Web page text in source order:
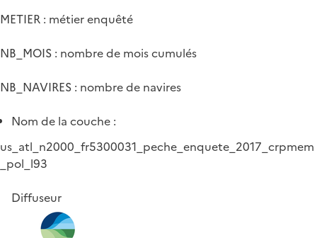
METIER : métier enquêté
NB_MOIS : nombre de mois cumulés
NB_NAVIRES : nombre de navires
Nom de la couche :
us_atl_n2000_fr5300031_peche_enquete_2017_crpmem
_pol_l93
Diffuseur